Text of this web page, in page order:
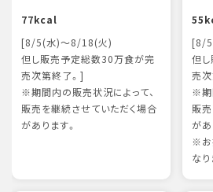
77kcal
[8/5(水)～8/18(火)
但し販売予定総数30万食が完
売次第終了。]
※期間内の販売状況によって、
販売を継続させていただく場合
があります。
[8/
但
売
※期
販
があ
※お
なり